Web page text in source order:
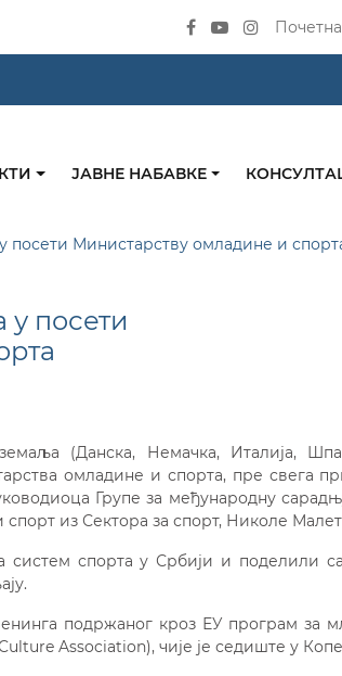
Почетна
ЈАВНЕ НАБАВКЕ
посети Министарству омладине и
посети
(Данска, Немачка, Италија,
омладине и спорта, пре свега
Групе за међународну
из Сектора за спорт, Николе
систем спорта у Србији и поделили
подржаног кроз ЕУ програм за
Association), чије је седиште у